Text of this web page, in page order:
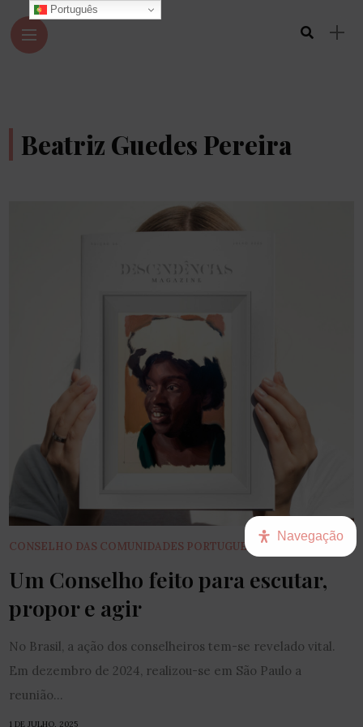
Beatriz Guedes Pereira
CONSELHO DAS COMUNIDADES PORTUGUESAS
Um Conselho feito para escutar,
propor e agir
No Brasil, a ação dos conselheiros tem-se revelado vital.
Em dezembro de 2024, realizou-se em São Paulo a
reunião...
1 DE JULHO, 2025
Português
Navegação